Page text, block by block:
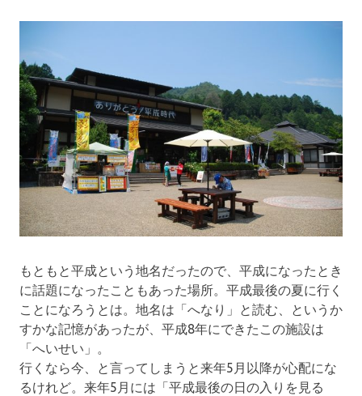
もともと平成という地名だったので、平成になったとき
に話題になったこともあった場所。平成最後の夏に行く
ことになろうとは。地名は「へなり」と読む、というか
すかな記憶があったが、平成8年にできたこの施設は
「へいせい」。
行くなら今、と言ってしまうと来年5月以降が心配にな
るけれど。来年5月には「平成最後の日の入りを見る